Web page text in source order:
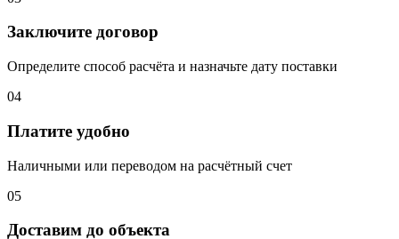
Заключите договор
Определите способ расчёта и назначьте дату поставки
04
Платите удобно
Наличными или переводом на расчётный счет
05
Доставим до объекта